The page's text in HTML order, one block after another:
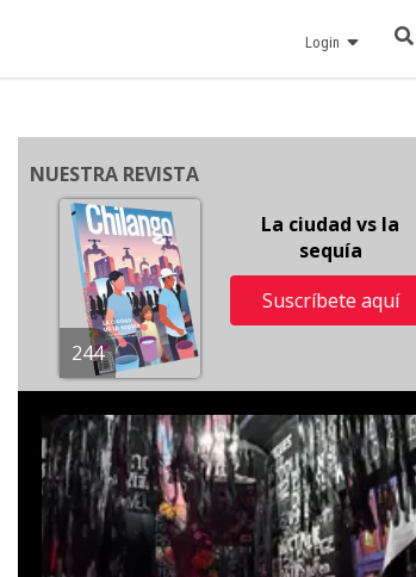
Login
NUESTRA REVISTA
244
La ciudad vs la
sequía
Suscríbete aquí